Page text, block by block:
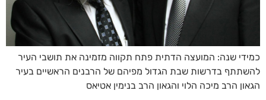
כמידי שנה: המועצה הדתית פתח תקווה מזמינה את תושבי העיר
להשתתף בדרשות שבת הגדול מפיהם של הרבנים הראשיים בעיר
הגאון הרב מיכה הלוי והגאון הרב בנימין אטיאס